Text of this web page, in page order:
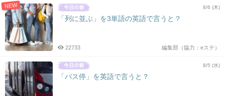
NEW 8/6 (木)
「列に並ぶ」を3単語の英語で言うと？
編集部（協力：eステ）
22733
8/5 (水)
「バス停」を英語で言うと？